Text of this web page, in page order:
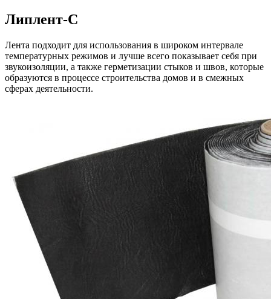
Липлент-С
Лента подходит для использования в широком интервале
температурных режимов и лучше всего показывает себя при
звукоизоляции, а также герметизации стыков и швов, которые
образуются в процессе строительства домов и в смежных
сферах деятельности.